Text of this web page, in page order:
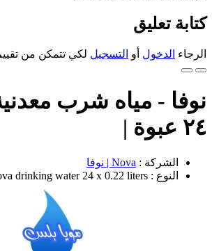
كتابة تعليق
الرجاء الدخول أو التسجيل لكي تتمكن من
٢٤ عبوة |
الشركة : Nova | نوفا
النوع : Nova drinking water 24 x 0.22 liters